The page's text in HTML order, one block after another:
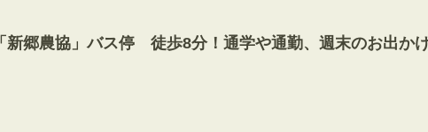
郷農協」バス停 徒歩8分！通学や通勤、週末のお出か